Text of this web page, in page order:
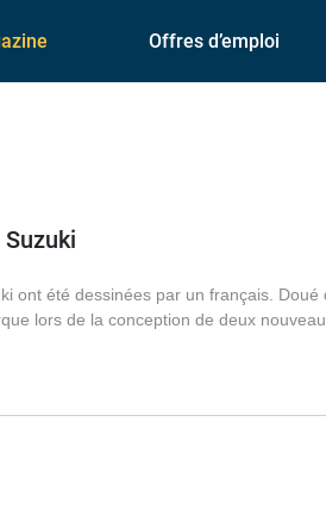
Offres d’emploi
ont été dessinées par un français. Doué
lors de la conception de deux